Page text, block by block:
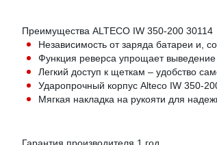
Преимущества ALTECO IW 350-200 30114
Независимость от заряда батареи и,
Функция реверса упрощает
Легкий доступ к щеткам – удобство
Ударопрочный корпус Alteco IW 350-
Мягкая накладка на рукояти для